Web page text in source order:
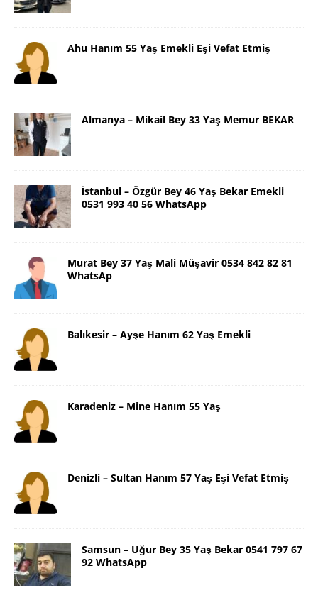
Ahu Hanım 55 Yaş Emekli Eşi Vefat Etmiş
Almanya – Mikail Bey 33 Yaş Memur BEKAR
İstanbul – Özgür Bey 46 Yaş Bekar Emekli
0531 993 40 56 WhatsApp
Murat Bey 37 Yaş Mali Müşavir 0534 842 82 81
WhatsAp
Balıkesir – Ayşe Hanım 62 Yaş Emekli
Karadeniz – Mine Hanım 55 Yaş
Denizli – Sultan Hanım 57 Yaş Eşi Vefat Etmiş
Samsun – Uğur Bey 35 Yaş Bekar 0541 797 67
92 WhatsApp